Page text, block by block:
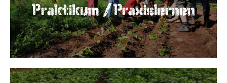
Praktikum / Praxislernen